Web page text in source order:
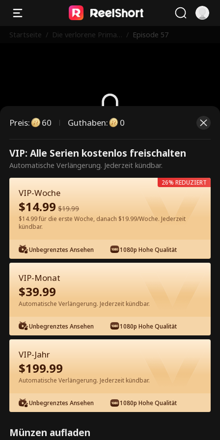
Startseite / Die verlorene Prima
/ Episode 57
Dies ist eine kostenpflichtige
Episode. Bitte entsperren, um
weiterzusehen.
60Jetzt entsperren
Kostenlos in der App ansehen
Episode 57 - Die verlorene Prima
Ballerina Kompletter Film
0-49 50-91
57 58 60 61
Preis: 60 Guthaben: 0
VIP: Alle Serien kostenlos freischalten
Automatische Verlängerung. Jederzeit kündbar.
VIP-Woche
$14.99 $19.99
$14.99 für die erste Woche, danach $19.99/Woche. Jederzeit
kündbar.
Unbegrenztes Ansehen 1080p Hohe Qualität
26% REDUZIERT
VIP-Monat
$39.99
Automatische Verlängerung. Jederzeit kündbar.
Unbegrenztes Ansehen 1080p Hohe Qualität
VIP-Jahr
$199.99
Automatische Verlängerung. Jederzeit kündbar.
Unbegrenztes Ansehen 1080p Hohe Qualität
Münzen aufladen